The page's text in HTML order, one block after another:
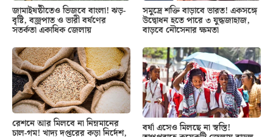
জামাইষষ্ঠীতেও ভিজবে বাংলা! ঝড়-
বৃষ্টি, বজ্রপাত ও ভারী বর্ষণের
সতর্কতা একাধিক জেলায়
সমুদ্রে শক্তি বাড়াবে ভারত! একসঙ্গে
উদ্বোধন হতে পারে ৩ যুদ্ধজাহাজ,
বাড়বে নৌসেনার ক্ষমতা
রেশনে আর মিলবে না নিম্নমানের
চাল-গম! খাদ্য দপ্তরের কড়া নির্দেশ, বর্ষা এসেও মিলছে না স্বস্তি!